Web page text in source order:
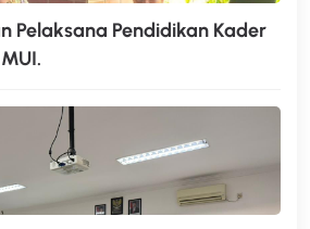
Pelaksana Pendidikan Kader